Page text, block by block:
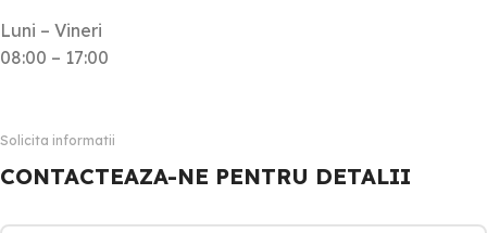
Luni – Vineri
08:00 – 17:00
Solicita informatii
CONTACTEAZA-NE PENTRU DETALII